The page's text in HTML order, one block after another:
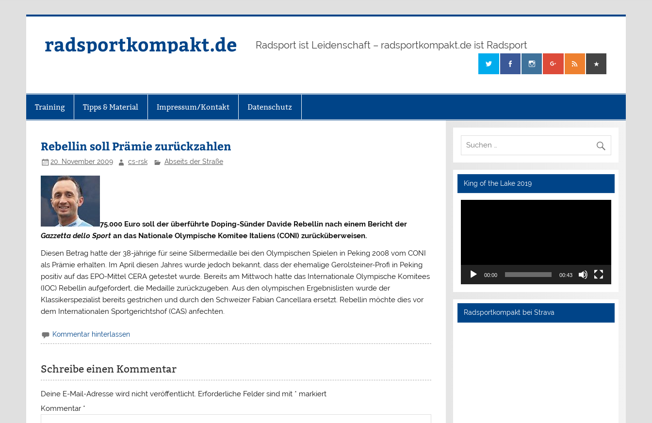
radsportkompakt.de Radsport ist Leidenschaft – radsportkompakt.de ist Radsport
Training Tipps & Material Impressum/Kontakt Datenschutz
Rebellin soll Prämie zurückzahlen
20. November 2009 cs-rsk Abseits der Straße
75.000 Euro soll der überführte Doping-Sünder Davide Rebellin nach einem Bericht der
Gazzetta dello Sport an das Nationale Olympische Komitee Italiens (CONI) zurücküberweisen.
Diesen Betrag hatte der 38-jährige für seine Silbermedaille bei den Olympischen Spielen in Peking 2008 vom CONI
als Prämie erhalten. Im April diesen Jahres wurde jedoch bekannt, dass der ehemalige Gerolsteiner-Profi in Peking
positiv auf das EPO-Mittel CERA getestet wurde. Bereits am Mittwoch hatte das Internationale Olympische Komitees
(IOC) Rebellin aufgefordert, die Medaille zurückzugeben. Aus den olympischen Ergebnislisten wurde der
Klassikerspezialist bereits gestrichen und durch den Schweizer Fabian Cancellara ersetzt. Rebellin möchte dies vor
dem Internationalen Sportgerichtshof (CAS) anfechten.
Kommentar hinterlassen
Schreibe einen Kommentar
Deine E-Mail-Adresse wird nicht veröffentlicht. Erforderliche Felder sind mit * markiert
Kommentar *
King of the Lake 2019
Video-
00:00 00:43
Radsportkompakt bei Strava